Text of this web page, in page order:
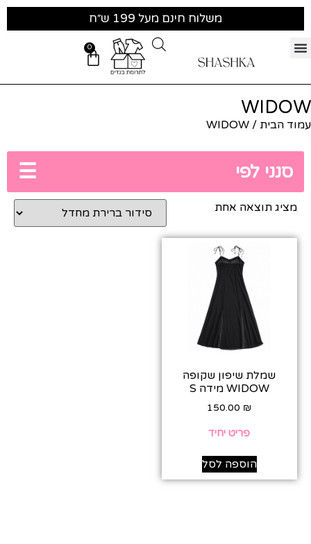
משלוח חינם מעל 199 ש״ח
0
WIDOW
עמוד הבית / WIDOW
סנני לפי ☰
מציג תוצאה אחת
שמלת שיפון שקופה
WIDOW מידה S
150.00 ₪
פריט יחיד
הוספה לסל